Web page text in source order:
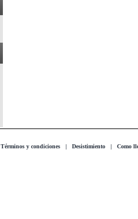
Términos y condiciones | Desistimiento | Como